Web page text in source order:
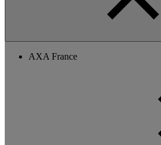
AXA France